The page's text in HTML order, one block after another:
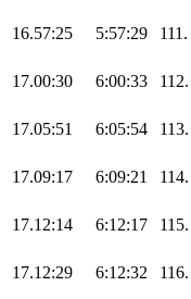
16.57:25 5:57:29 111.
17.00:30 6:00:33 112.
17.05:51 6:05:54 113.
17.09:17 6:09:21 114.
17.12:14 6:12:17 115.
17.12:29 6:12:32 116.